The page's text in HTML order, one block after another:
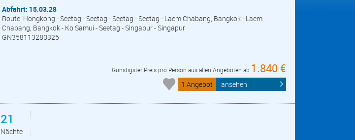
Abfahrt: 15.03.28
Route: Hongkong - Seetag - Seetag - Seetag - Seetag - Laem Chabang, Bangkok - Laem
Chabang, Bangkok - Ko Samui - Seetag - Singapur - Singapur
GN358113280325
Günstigster Preis pro Person aus allen Angeboten ab 1.840 €
1 Angebot ansehen
21
Nächte